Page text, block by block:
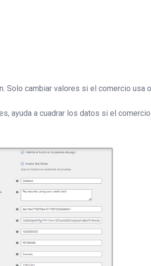
Solo cambiar valores si el comercio
ayuda a cuadrar los datos si el